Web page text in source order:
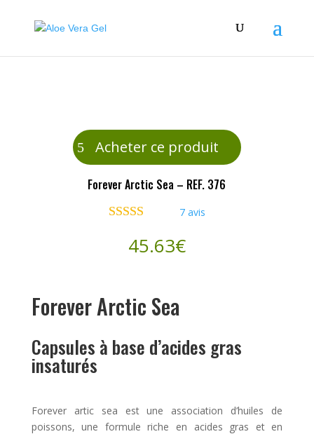
Acheter ce produit
Forever Arctic Sea – REF. 376
sur 5 basé
notations
7 avis
45.63€
Forever Arctic Sea
Capsules à base d’acides gras
insaturés
Forever artic sea est une association d’huiles de
poissons, une formule riche en acides gras et en